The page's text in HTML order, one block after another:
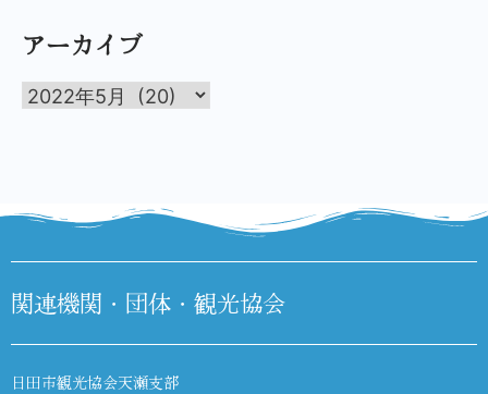
アーカイブ
関連機関・団体・観光協会
日田市観光協会天瀬支部